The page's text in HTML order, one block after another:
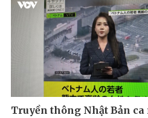
Truyền thông Nhật Bản ca